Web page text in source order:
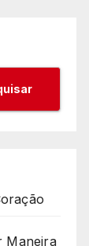
Maneira